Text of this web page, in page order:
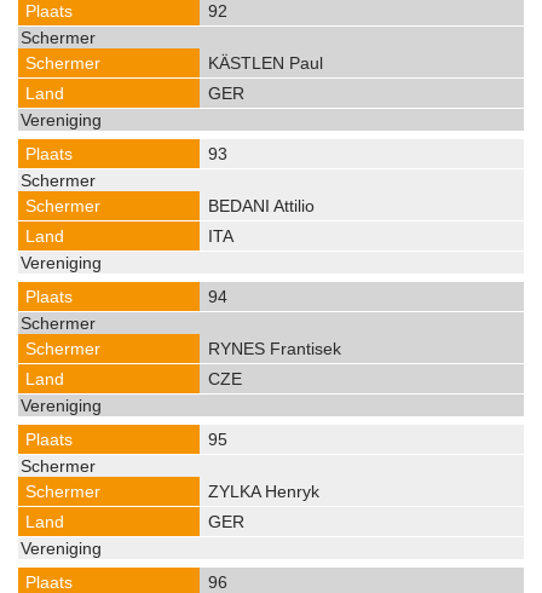
92
KÄSTLEN Paul
GER
93
BEDANI Attilio
ITA
94
RYNES Frantisek
CZE
95
ZYLKA Henryk
GER
96